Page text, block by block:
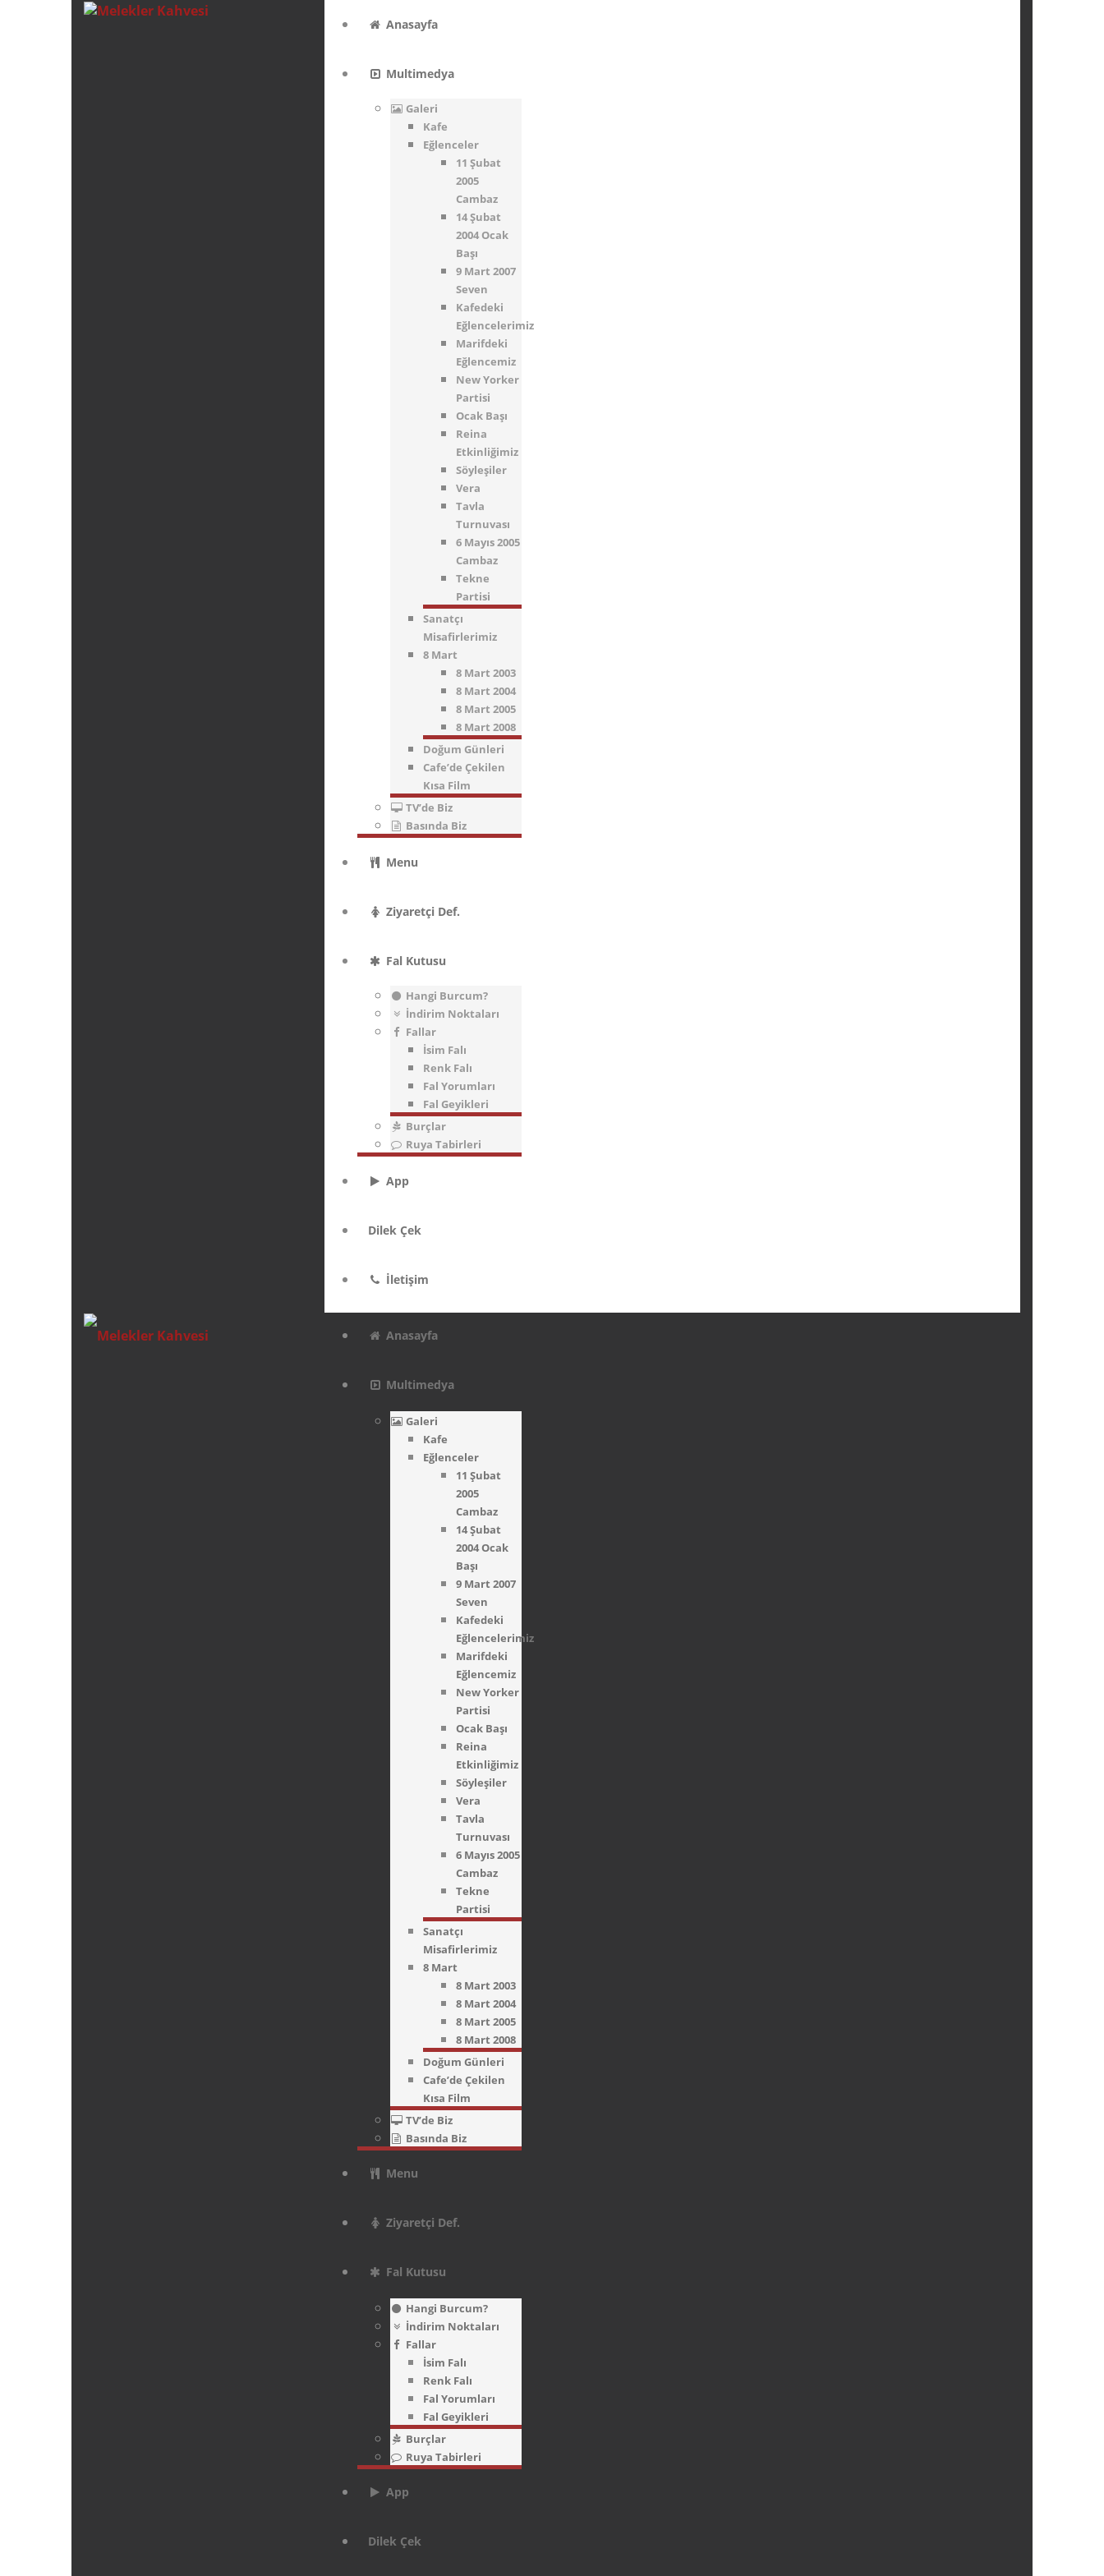
Anasayfa
Multimedya
Galeri
Kafe
Eğlenceler
11 Şubat
2005
Cambaz
14 Şubat
2004 Ocak
Başı
9 Mart 2007
Seven
Kafedeki
Eğlencelerimiz
Marifdeki
Eğlencemiz
New Yorker
Partisi
Ocak Başı
Reina
Etkinliğimiz
Söyleşiler
Vera
Tavla
Turnuvası
6 Mayıs 2005
Cambaz
Tekne
Partisi
Sanatçı
Misafirlerimiz
8 Mart
8 Mart 2003
8 Mart 2004
8 Mart 2005
8 Mart 2008
Doğum Günleri
Cafe’de Çekilen
Kısa Film
TV’de Biz
Basında Biz
Menu
Ziyaretçi Def.
Fal Kutusu
Hangi Burcum?
İndirim Noktaları
Fallar
İsim Falı
Renk Falı
Fal Yorumları
Fal Geyikleri
Burçlar
Ruya Tabirleri
App
Dilek Çek
İletişim
Anasayfa
Multimedya
Galeri
Kafe
Eğlenceler
11 Şubat
2005
Cambaz
14 Şubat
2004 Ocak
Başı
9 Mart 2007
Seven
Kafedeki
Eğlencelerimiz
Marifdeki
Eğlencemiz
New Yorker
Partisi
Ocak Başı
Reina
Etkinliğimiz
Söyleşiler
Vera
Tavla
Turnuvası
6 Mayıs 2005
Cambaz
Tekne
Partisi
Sanatçı
Misafirlerimiz
8 Mart
8 Mart 2003
8 Mart 2004
8 Mart 2005
8 Mart 2008
Doğum Günleri
Cafe’de Çekilen
Kısa Film
TV’de Biz
Basında Biz
Menu
Ziyaretçi Def.
Fal Kutusu
Hangi Burcum?
İndirim Noktaları
Fallar
İsim Falı
Renk Falı
Fal Yorumları
Fal Geyikleri
Burçlar
Ruya Tabirleri
App
Dilek Çek